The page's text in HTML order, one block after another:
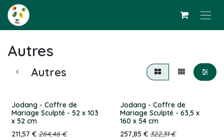
Se rendre au contenu
Autres
Autres
Jodang - Coffre de
Mariage Sculpté - 52 x 103
x 52 cm
211,57 € 264,46€
Jodang - Coffre de
Mariage Sculpté - 63,5 x
160 x 54 cm
257,85 € 322,31€